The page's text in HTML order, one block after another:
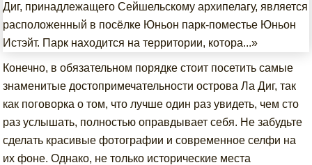
Диг, принадлежащего Сейшельскому архипелагу, является
расположенный в посёлке Юньон парк-поместье Юньон
Истэйт. Парк находится на территории, котора...»
Конечно, в обязательном порядке стоит посетить самые
знаменитые достопримечательности острова Ла Диг, так
как поговорка о том, что лучше один раз увидеть, чем сто
раз услышать, полностью оправдывает себя. Не забудьте
сделать красивые фотографии и современное селфи на
их фоне. Однако, не только исторические места